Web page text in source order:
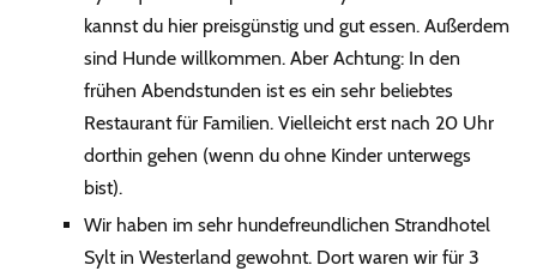
kannst du hier preisgünstig und gut essen. Außerdem
sind Hunde willkommen. Aber Achtung: In den
frühen Abendstunden ist es ein sehr beliebtes
Restaurant für Familien. Vielleicht erst nach 20 Uhr
dorthin gehen (wenn du ohne Kinder unterwegs
bist).
Wir haben im sehr hundefreundlichen Strandhotel
Sylt in Westerland gewohnt. Dort waren wir für 3